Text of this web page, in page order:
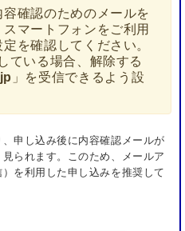
わない者
えたり、受けたりする者
る者
計算用紙を持ち出す者
め、失格としない。
試験プログラム以外のアプリ
確認のためのメールを
マートフォンをご利用
を確認してください。
ている場合、解除する
」を受信できるよう設
申し込み後に内容確認メールが
られます。このため、メールア
を利用した申し込みを推奨して